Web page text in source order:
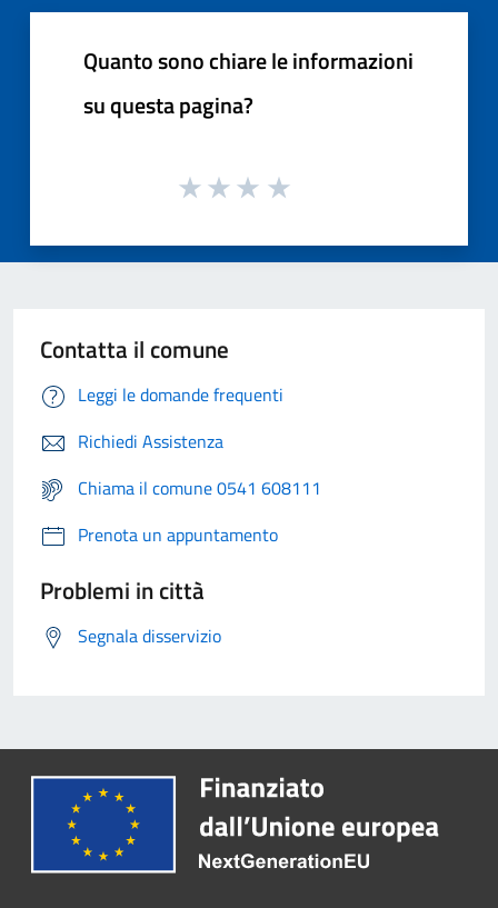
Quanto sono chiare le informazioni
su questa pagina?
Contatta il comune
Leggi le domande frequenti
Richiedi Assistenza
Chiama il comune 0541 608111
Prenota un appuntamento
Problemi in città
Segnala disservizio